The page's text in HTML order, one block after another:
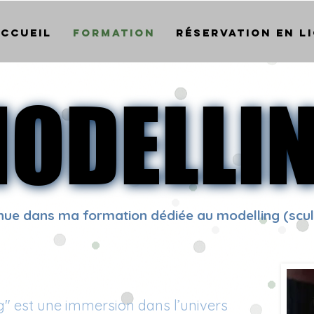
Formation Réservation en
dans ma formation dédiée au modelling
est une immersion dans l’univers